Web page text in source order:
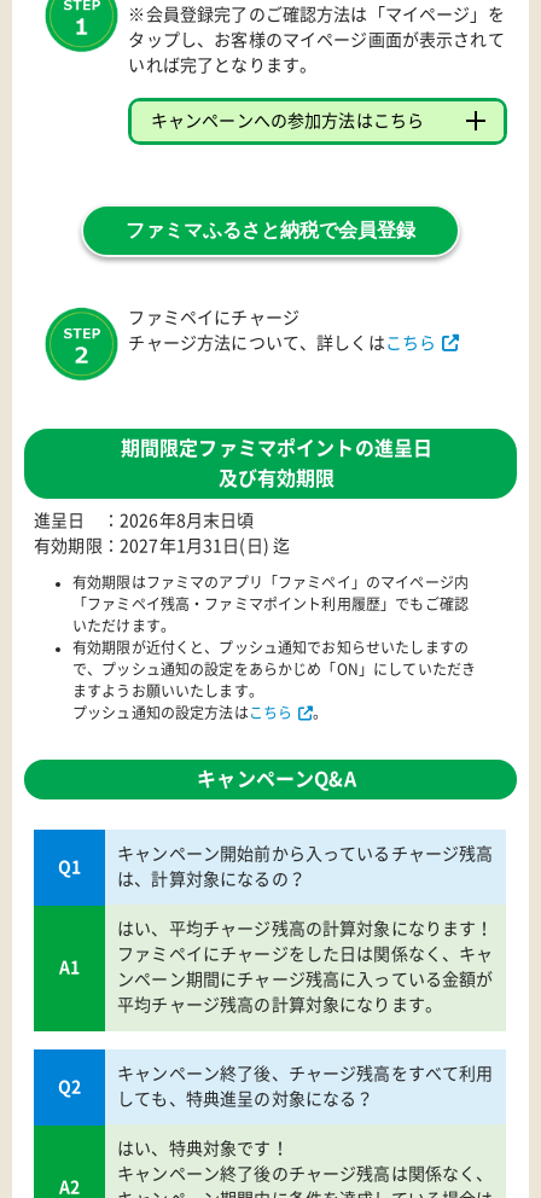
※会員登録完了のご確認方法は「マイページ」を
タップし、お客様のマイページ画面が表示されて
いれば完了となります。
キャンペーンへの参加方法はこちら
ファミマふるさと納税で会員登録
ファミペイにチャージ
チャージ方法について、詳しくは こちら
期間限定ファミマポイントの進呈日
及び有効期限
進呈日 ：2026年8月末日頃
有効期限：2027年1月31日(日) 迄
有効期限はファミマのアプリ「ファミペイ」のマイページ内
「ファミペイ残高・ファミマポイント利用履歴」でもご確認
いただけます。
有効期限が近付くと、プッシュ通知でお知らせいたしますの
で、プッシュ通知の設定をあらかじめ「ON」にしていただき
ますようお願いいたします。
プッシュ通知の設定方法は こちら 。
キャンペーンQ&A
Q1
キャンペーン開始前から入っているチャージ残高
は、計算対象になるの？
A1
はい、平均チャージ残高の計算対象になります！
ファミペイにチャージをした日は関係なく、キャ
ンペーン期間にチャージ残高に入っている金額が
平均チャージ残高の計算対象になります。
Q2
キャンペーン終了後、チャージ残高をすべて利用
しても、特典進呈の対象になる？
A2
はい、特典対象です！
キャンペーン終了後のチャージ残高は関係なく、